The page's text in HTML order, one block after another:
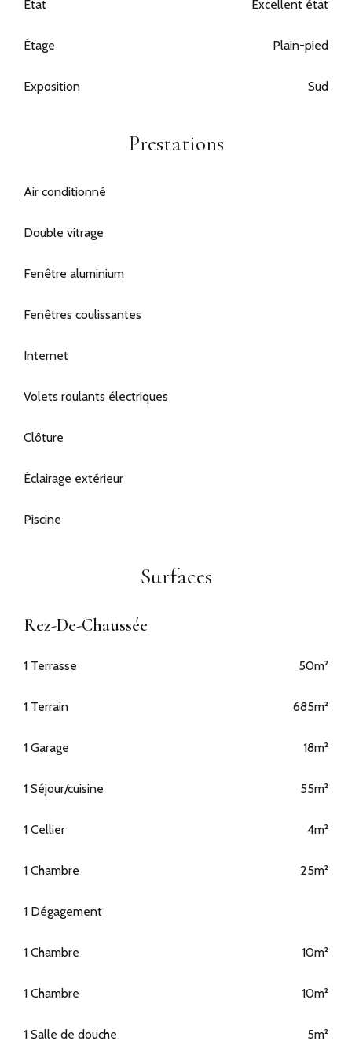
État Excellent état
Étage Plain-pied
Exposition Sud
Prestations
Air conditionné
Double vitrage
Fenêtre aluminium
Fenêtres coulissantes
Internet
Volets roulants électriques
Clôture
Éclairage extérieur
Piscine
Surfaces
Rez-De-Chaussée
1 Terrasse 50m²
1 Terrain 685m²
1 Garage 18m²
1 Séjour/cuisine 55m²
1 Cellier 4m²
1 Chambre 25m²
1 Dégagement
1 Chambre 10m²
1 Chambre 10m²
1 Salle de douche 5m²